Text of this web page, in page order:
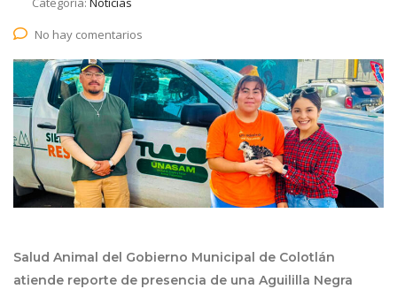
No hay comentarios
Salud Animal del Gobierno Municipal de Colotlán
atiende reporte de presencia de una Aguililla Negra